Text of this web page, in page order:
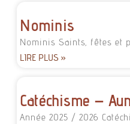
Nominis
Nominis Saints, fêtes et
LIRE PLUS »
Catéchisme –
Année 2025 / 2026